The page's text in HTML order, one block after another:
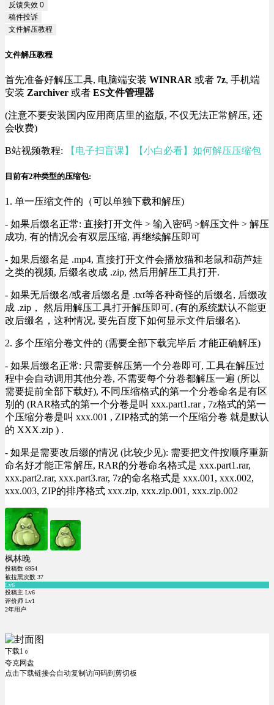
反馈失效 0
稿件投诉
文件解压教程
文件解压教程
首先准备好解压工具, 电脑端安装 WINRAR 或者 7z, 手机端
安装 Zarchiver 或者 ES文件管理器
(注意不要安装国内应用商店里的盗版, 不仅无法正常解压, 还
会收费)
B站视频教程: 【电子扫盲课】【小白必看】如何解压压缩包
目前有2种类型的压缩包:
1. 单一压缩文件的（可以单独下载和解压)
- 如果后缀名正常: 直接打开文件 > 输入密码 >解压文件 > 解压
成功, 有的情况会有双层压缩, 再继续解压即可
- 如果后缀名是 .mp4, 直接打开文件会播放猫和老鼠和葫芦娃
之类的视频, 后缀名改成 .zip, 然后用解压工具打开.
- 如果无后缀名/或者后缀名是 .txt等各种奇怪的后缀名, 后缀改
成 .zip， 然后用解压工具打开解压即可, (有的系统默认不能更
改后缀名，这种情况, 要先百度下如何显示文件后缀名).
2. 多个压缩分卷文件的 (需要全部下载完毕后 才能正确解压)
- 如果后缀名正常: 只需要解压第一个分卷即可, 工具在解压过
程中会自动调用其他分卷, 不需要每个分卷都解压一遍 (所以
需要提前全部下载好), 不同压缩格式的第一个分卷命名是有区
别的 (RAR格式的第一个分卷是叫 xxx.part1.rar , 7z格式的第一
个压缩分卷是叫 xxx.001 , ZIP格式的第一个压缩分卷 就是默认
的 XXX.zip ) .
- 如果是需要改后缀的情况 (比较少见): 需要把文件按顺序重新
命名好才能正常解压, RAR的分卷命名格式是 xxx.part1.rar,
xxx.part2.rar, xxx.part3.rar, 7z的命名格式是 xxx.001, xxx.002,
xxx.003, ZIP的排序格式 xxx.zip, xxx.zip.001, xxx.zip.002
枫林晚
投稿数 6954
被拉黑次数 37
Lv6
投稿主 Lv6
评价师 Lv1
2年用户
下载1 0
夸克网盘
点击下载链接会自动复制访问码到剪切板